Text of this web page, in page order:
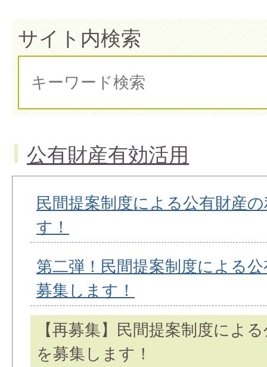
サイト内検索
公有財産有効活用
民間提案制度による公有財産
す！
第二弾！民間提案制度による
募集します！
【再募集】民間提案制度によ
を募集します！